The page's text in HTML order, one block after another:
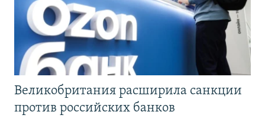
Великобритания расширила санкции
против российских банков